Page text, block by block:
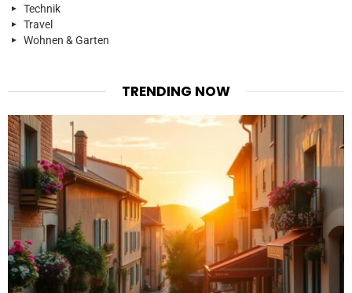
Technik
Travel
Wohnen & Garten
TRENDING NOW